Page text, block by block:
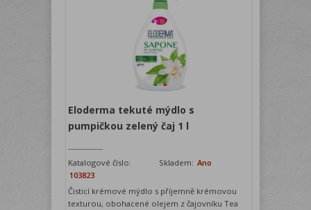
Eloderma tekuté mýdlo s
pumpičkou zelený čaj 1 l
Katalogové číslo:
103823
Skladem: Ano
Čisticí krémové mýdlo s příjemně krémovou
texturou, obohacené olejem z čajovníku Tea